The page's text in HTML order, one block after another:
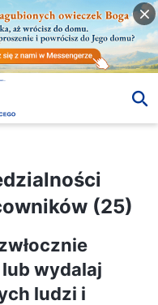
(25)
wydalaj
ludzi i